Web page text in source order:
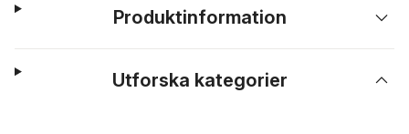
Produktinformation
Utforska kategorier